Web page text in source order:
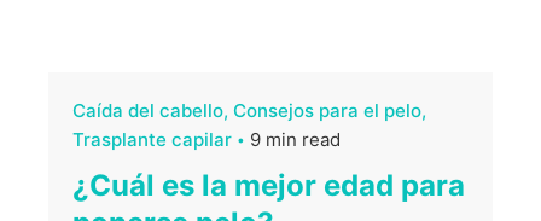
Caída del cabello Consejos para el pelo
Trasplante capilar
9 min read
¿Cuál es la mejor edad para